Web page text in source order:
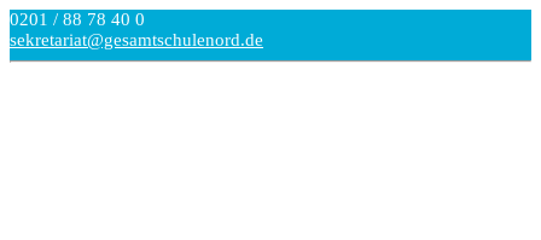
0201 / 88 78 40 0
sekretariat@gesamtschulenord.de